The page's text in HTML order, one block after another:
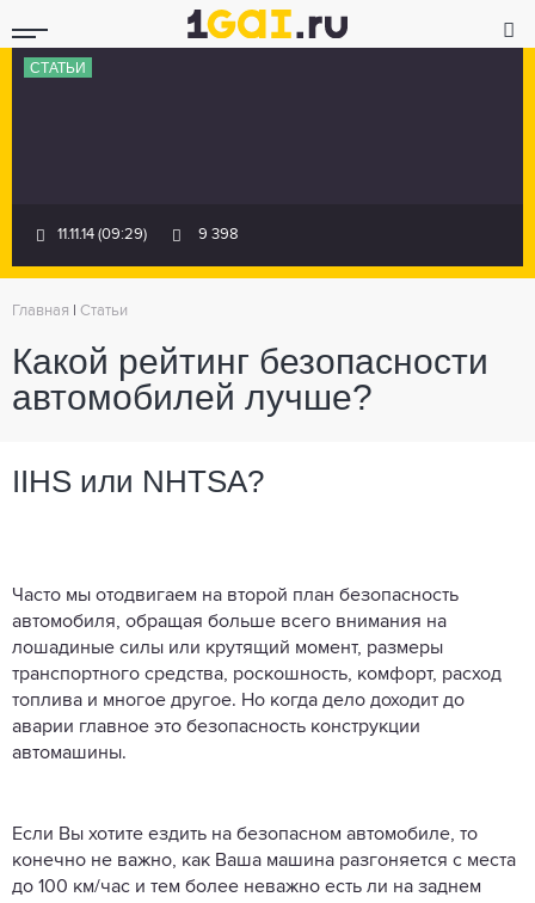
СТАТЬИ
11.11.14 (09:29) 9 398
Главная Статьи
Какой рейтинг безопасности
автомобилей лучше?
IIHS или NHTSA?
Часто мы отодвигаем на второй план безопасность
автомобиля, обращая больше всего внимания на
лошадиные силы или крутящий момент, размеры
транспортного средства, роскошность, комфорт, расход
топлива и многое другое. Но когда дело доходит до
аварии главное это безопасность конструкции
автомашины.
Если Вы хотите ездить на безопасном автомобиле, то
конечно не важно, как Ваша машина разгоняется с места
до 100 км/час и тем более неважно есть ли на заднем